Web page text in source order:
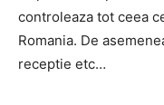
controleaza tot ceea
Romania. De
receptie etc…